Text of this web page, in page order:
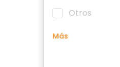
Otros
Más